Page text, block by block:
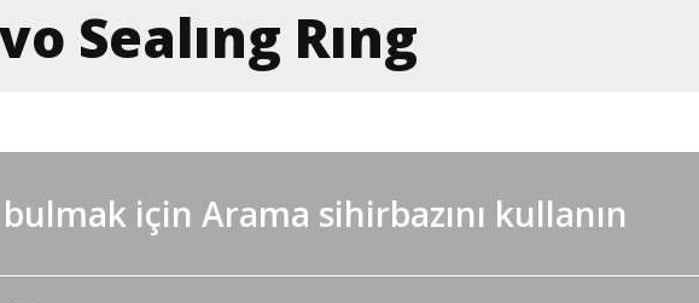
Sealıng Rıng
için Arama sihirbazını kullanın